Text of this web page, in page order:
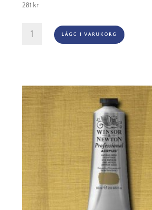
281 kr
-
Bismuth
Yellow
025
LÄGG I VARUKORG